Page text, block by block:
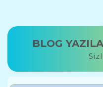
BLOG